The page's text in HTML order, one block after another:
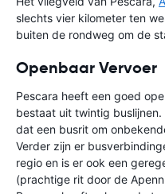
slechts vier kilometer ten
buiten de rondweg om de
Openbaar Vervoer
Pescara heeft een goed
bestaat uit twintig
dat een busrit om
Verder zijn er
regio en is er ook een
(prachtige rit door de